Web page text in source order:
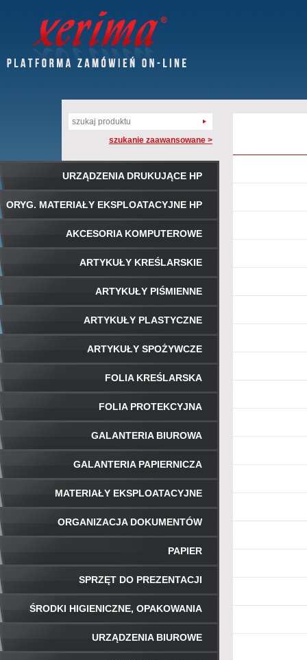
szukanie zaawansowane >
URZĄDZENIA DRUKUJĄCE HP
ORYG. MATERIAŁY EKSPLOATACYJNE HP
AKCESORIA KOMPUTEROWE
ARTYKUŁY KREŚLARSKIE
ARTYKUŁY PIŚMIENNE
ARTYKUŁY PLASTYCZNE
ARTYKUŁY SPOŻYWCZE
FOLIA KREŚLARSKA
FOLIA PROTEKCYJNA
GALANTERIA BIUROWA
GALANTERIA PAPIERNICZA
MATERIAŁY EKSPLOATACYJNE
ORGANIZACJA DOKUMENTÓW
PAPIER
SPRZĘT DO PREZENTACJI
ŚRODKI HIGIENICZNE, OPAKOWANIA
URZĄDZENIA BIUROWE